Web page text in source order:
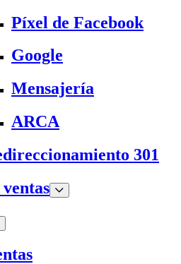
Píxel de Facebook
Google
Mensajería
ARCA
301